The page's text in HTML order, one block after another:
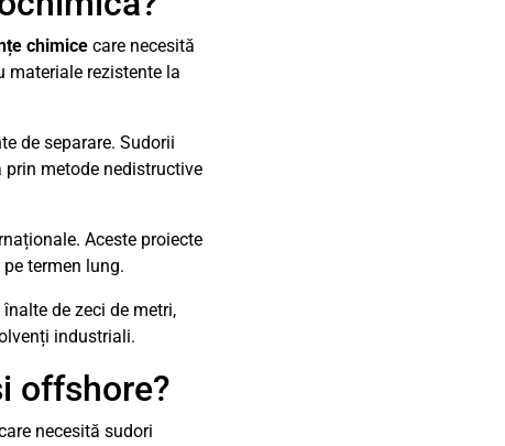
chimice care necesită
materiale rezistente la
de separare. Sudorii
prin metode nedistructive
Aceste proiecte
termen lung.
de zeci de metri,
industriali.
offshore?
necesită sudori